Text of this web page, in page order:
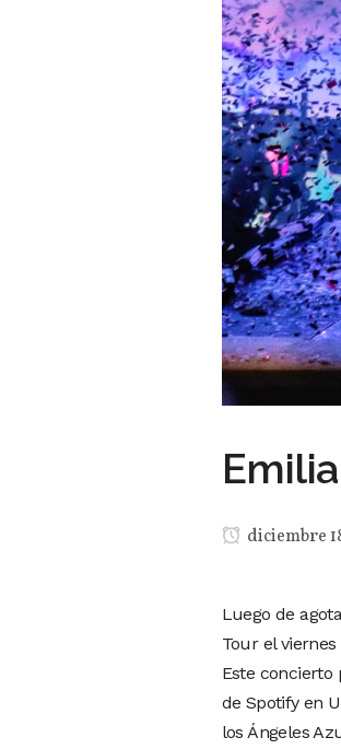
diciembre
Luego de
Tour el
Este concierto
de Spotify en
los Ángeles